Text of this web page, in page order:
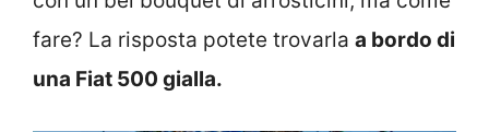
fare? La risposta potete trovarla a bordo di
una Fiat 500 gialla.